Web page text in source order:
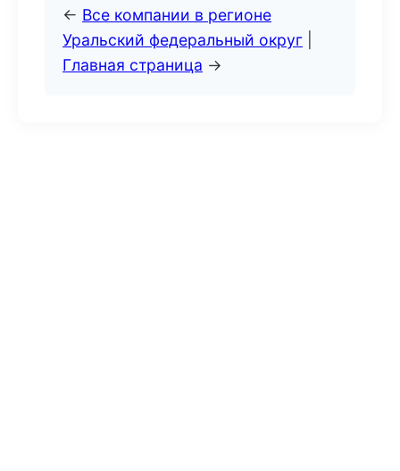
← Все компании в регионе
Уральский федеральный округ
Главная страница →